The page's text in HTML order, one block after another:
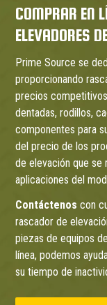
COMPRAR EN
ELEVADORES
Prime Source se
proporcionando
precios
dentadas, rodillos,
componentes para
del precio de los
de elevación que se
aplicaciones del
Contáctenos con
rascador de
piezas de equipos
línea, podemos
su tiempo de